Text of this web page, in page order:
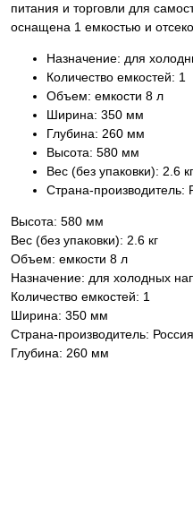
питания и торговли для
оснащена 1 емкостью и
Назначение: для
Количество емкостей: 1
Объем: емкости 8 л
Ширина: 350 мм
Глубина: 260 мм
Высота: 580 мм
Вес (без упаковки): 2.6 кг
Страна-производитель:
Высота: 580 мм
Вес (без упаковки): 2.6 кг
Объем: емкости 8 л
Назначение: для холодных
Количество емкостей: 1
Ширина: 350 мм
Страна-производитель: Россия
Глубина: 260 мм